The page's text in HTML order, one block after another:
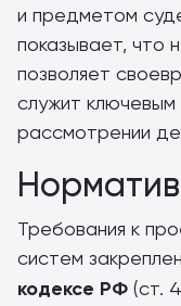
и предметом
показывает, что
позволяет
служит ключевым
рассмотрении
Требования к
систем
кодексе РФ (ст.